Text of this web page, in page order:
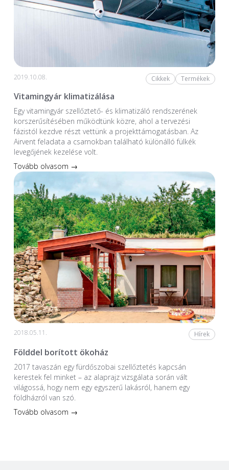
2019.10.08. Cikkek Termékek
Vitamingyár klimatizálása
Egy vitamingyár szellőztető- és klimatizáló rendszerének
korszerűsítésében működtünk közre, ahol a tervezési
fázistól kezdve részt vettünk a projekttámogatásban. Az
Airvent feladata a csarnokban található különálló fülkék
levegőjének kezelése volt.
Tovább olvasom →
2018.05.11. Hírek
Földdel borított ökoház
2017 tavaszán egy fürdőszobai szellőztetés kapcsán
kerestek fel minket – az alaprajz vizsgálata során vált
világossá, hogy nem egy egyszerű lakásról, hanem egy
földházról van szó.
Tovább olvasom →